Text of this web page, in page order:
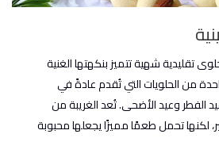
تقليدية شهية تتميز بنكهتها الغنية
من الحلويات التي تُقدم عادةً في
الفطر وعيد الأضحى. تُعد الغريبة من
لكنها تحمل طعمًا مميزًا يجعلها محبوبة